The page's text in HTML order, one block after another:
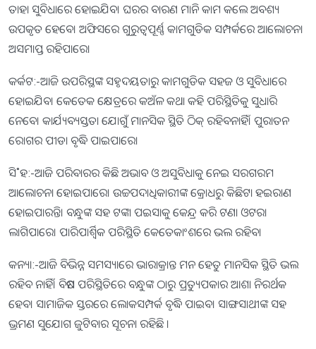
ତାହା ସୁବିଧାରେ ହୋଇଯିବ। ଘରର ବାରଣ ମାନି କାମ କଲେ ଅବଶ୍ୟ
ଉପକୃତ ହେବେ। ଅଫିସରେ ଗୁରୁତ୍ୱପୂର୍ଣ୍ଣ କାମଗୁଡିକ ସମ୍ପର୍କରେ ଆଲୋଚନା
ଅସମାପ୍ତ ରହିପାରେ।
କର୍କଟ:-ଆଜି ଉପରିସ୍ଥଙ୍କ ସହୃଦୟତାରୁ କାମଗୁଡିକ ସହଜ ଓ ସୁବିଧାରେ
ହୋଇଯିବ। କେତେକ କ୍ଷେତ୍ରରେ କଅଁଳ କଥା କହି ପରିସ୍ଥିତିକୁ ସୁଧାରି
ନେବେ। କାର୍ଯ୍ୟବ୍ୟସ୍ତତା ଯୋଗୁଁ ମାନସିକ ସ୍ଥିତି ଠିକ୍‌ ରହିବନାହିଁ। ପୁରାତନ
ରୋଗର ପୀଡା ବୃଦ୍ଧି ପାଇପାରେ।
ସି˚ହ:-ଆଜି ପରିବାରର କିଛି ଅଭାବ ଓ ଅସୁବିଧାକୁ ନେଇ ସରଗରମ
ଆଲୋଚନା ହୋଇପାରେ। ଉଚ୍ଚପଦାଧିକାରୀଙ୍କ କ୍ରୋଧରୁ କିଛିଟା ହଇରାଣ
ହୋଇପାରନ୍ତି। ବନ୍ଧୁଙ୍କ ସହ ଟଙ୍କା ପଇସାକୁ କେନ୍ଦ୍ର କରି ଟଣା ଓଟରା
ଲାଗିପାରେ। ପାରିପାର୍ଶ୍ୱିକ ପରିସ୍ଥିତି କେତେକାଂଶରେ ଭଲ ରହିବ।
କନ୍ୟା:-ଆଜି ବିଭିନ୍ନ ସମସ୍ୟାରେ ଭାରାକ୍ରାନ୍ତ ମନ ହେତୁ ମାନସିକ ସ୍ଥିତି ଭଲ
ରହିବ ନାହିଁ। ବିଷମ ପରିସ୍ଥିତିରେ ବନ୍ଧୁଙ୍କ ଠାରୁ ପ୍ରତ୍ୟୁପକାର ଆଶା ନିରର୍ଥକ
ହେବ। ସାମାଜିକ ସ୍ତରରେ ଲୋକସମ୍ପର୍କ ବୃଦ୍ଧି ପାଇବ। ସାଙ୍ଗସାଥୀଙ୍କ ସହ
ଭ୍ରମଣ ସୁଯୋଗ ଜୁଟିବାର ସୂଚନା ରହିଛି ।